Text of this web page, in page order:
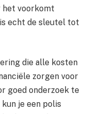
het voorkomt
echt de sleutel tot
die alle kosten
zorgen voor
goed onderzoek te
je een polis